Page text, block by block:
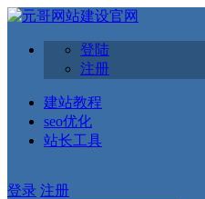
登陆
注册
建站教程
seo优化
站长工具
登录 注册